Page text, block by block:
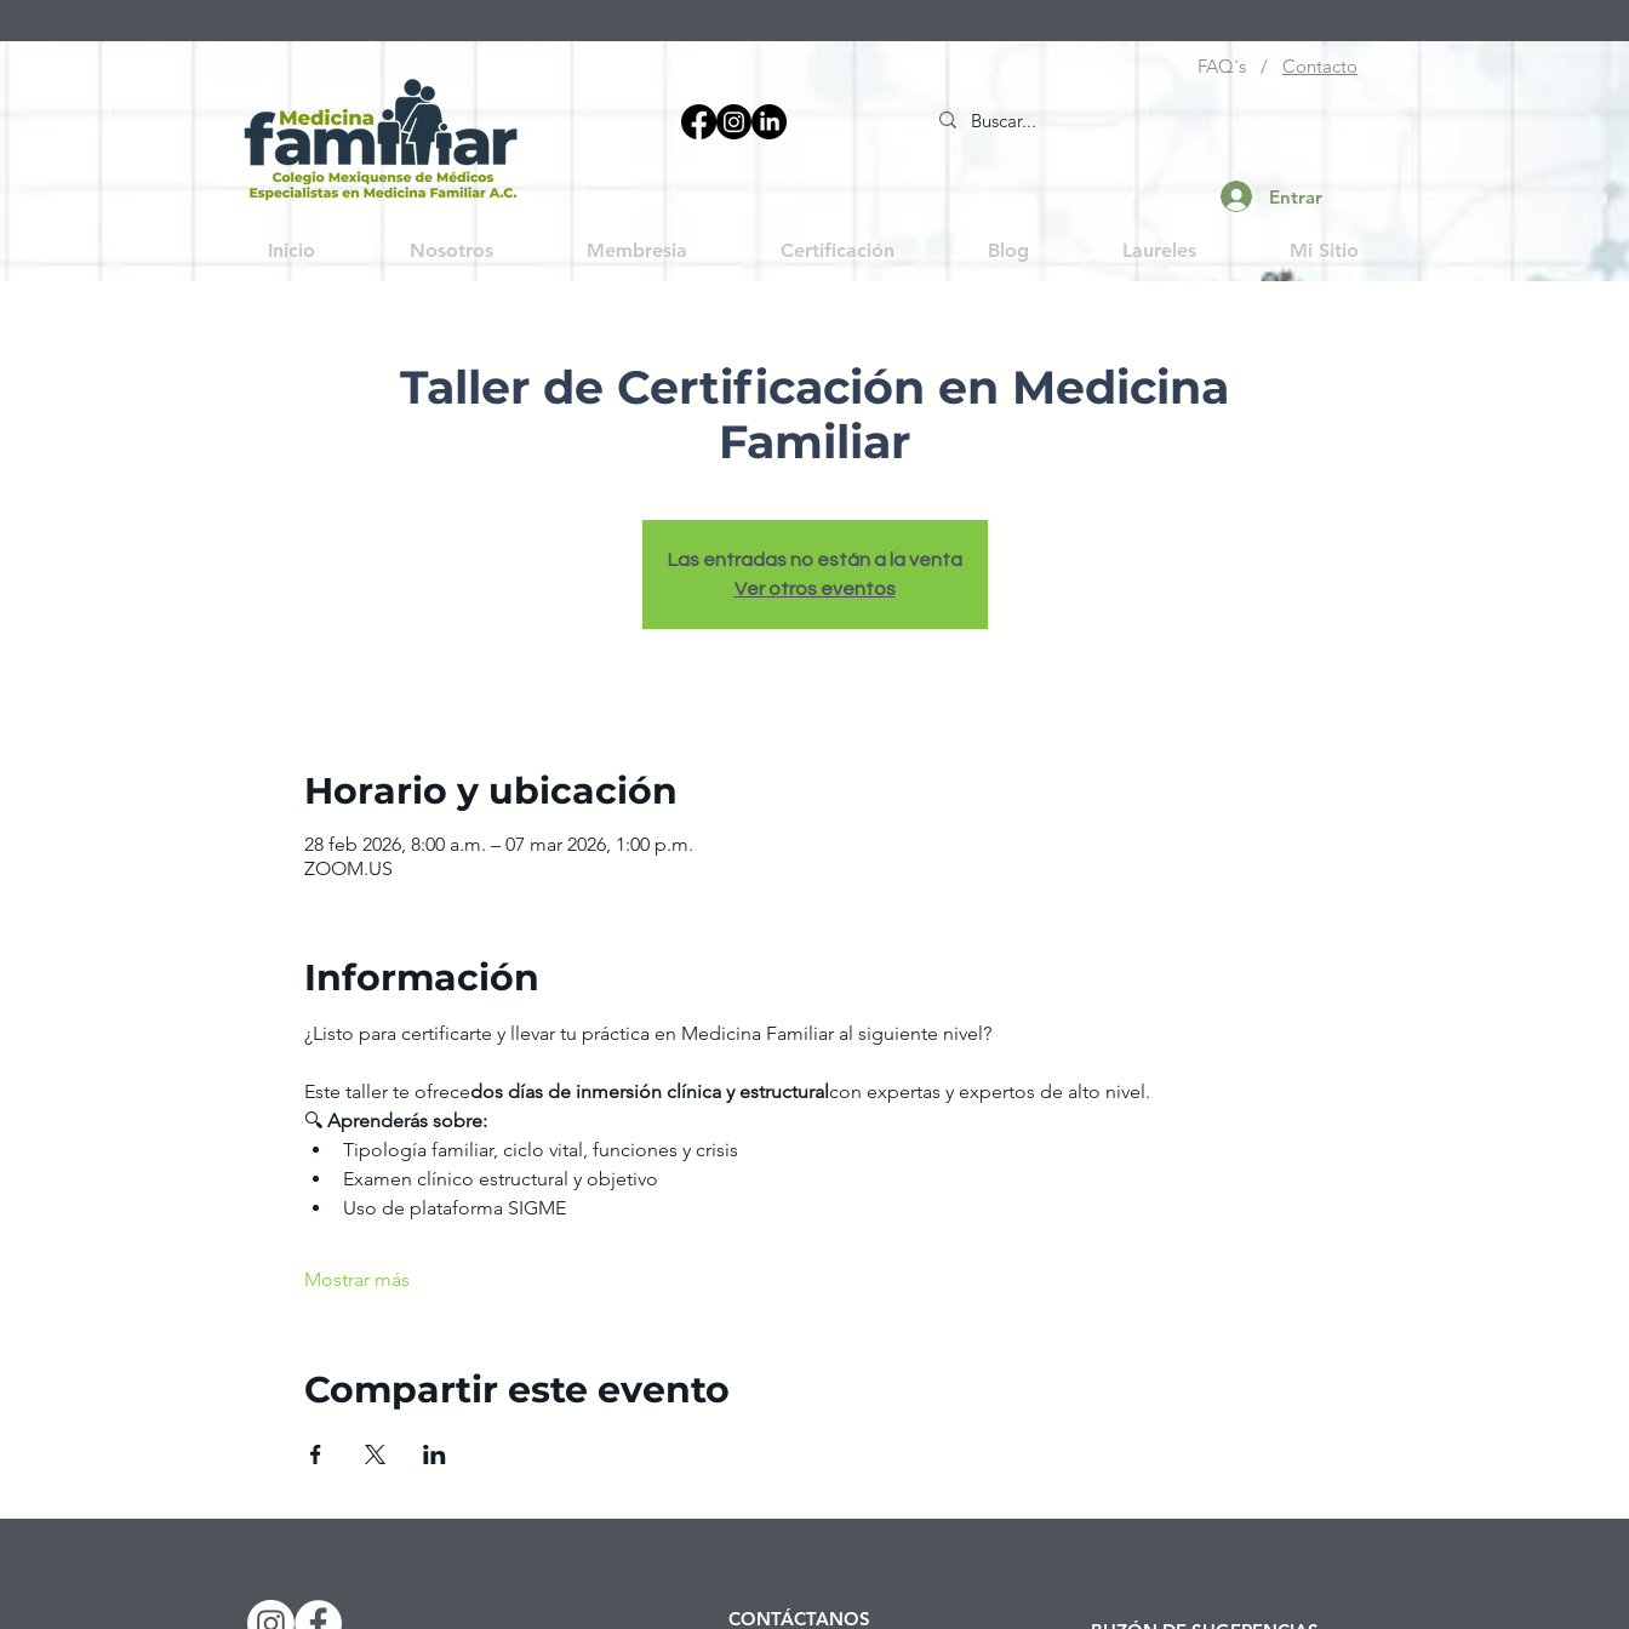
FAQ´s / Contacto
Entrar
Inicio Nosotros Membresia Certificación Blog Laureles Mi Sitio
Taller de Certificación en Medicina
Familiar
Las entradas no están a la venta
Ver otros eventos
Horario y ubicación
28 feb 2026, 8:00 a.m. – 07 mar 2026, 1:00 p.m.
ZOOM.US
Información
¿Listo para certificarte y llevar tu práctica en Medicina Familiar al siguiente nivel?
Este taller te ofrecedos días de inmersión clínica y estructuralcon expertas y expertos de alto nivel.
🔍 Aprenderás sobre:
Tipología familiar, ciclo vital, funciones y crisis
Examen clínico estructural y objetivo
Uso de plataforma SIGME
Mostrar más
Compartir este evento
CONTÁCTANOS